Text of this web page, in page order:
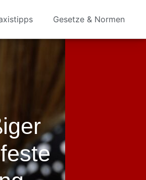
Gesetze & Normen